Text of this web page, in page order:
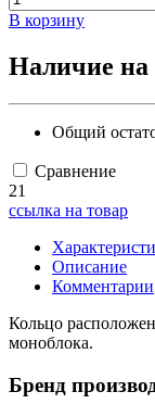
В корзину
Наличие на
Общий
Сравнение
21
ссылка на товар
Описание
Комментарии
Кольцо
моноблока.
Бренд